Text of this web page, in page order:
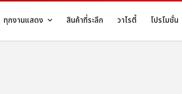
ทุกงานแสดง สินค้าที่ระลึก วาไรตี้ โปรโมชั่น